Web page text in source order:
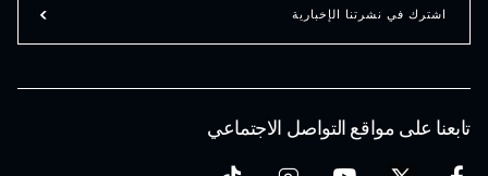
تابعنا على مواقع التواصل الاجتماعي
اشترك في نشرتنا الإخبارية